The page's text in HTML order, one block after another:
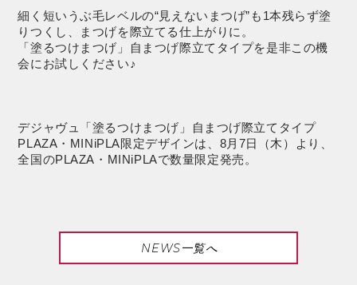
細く短いうぶ毛レベルの“見えないまつげ”も1本残らず塗
りつくし、まつげを際立てる仕上がりに。
「塗るつけまつげ」自まつげ際立てタイプを是非この機
会にお試しください♪
デジャヴュ「塗るつけまつげ」自まつげ際立てタイプ
PLAZA・MINiPLA限定デザインは、8月7日（木）より、
全国のPLAZA・MINiPLAで数量限定発売。
NEWS一覧へ